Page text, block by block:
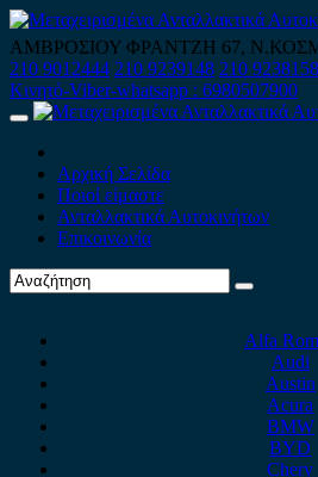
Skip
to
content
ΑΜΒΡΟΣΙΟΥ ΦΡΑΝΤΖΗ 67,
210 9012444 210 9239148 210 9238158
Κινητό-Viber-whatsapp : 6980507900
Primary
Αρχική Σελίδα
Ποιοί είμαστε
Ανταλλακτικά Αυτοκινήτων
Επικοινωνία
Alfa
Audi
Austin
Acura
BMW
BYD
Chery